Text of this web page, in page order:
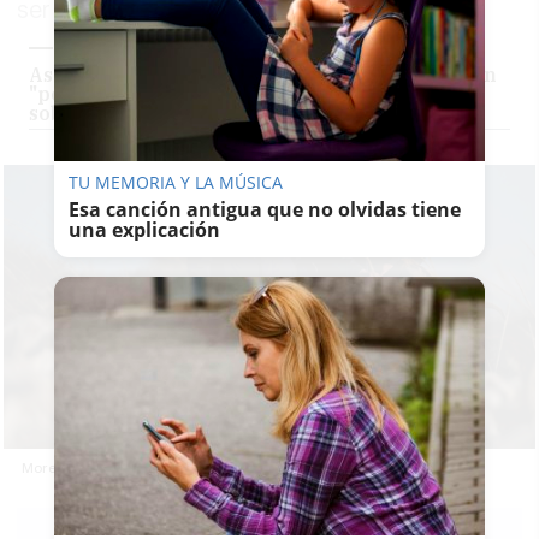
ser consecuente con lo que predica
Asaja-Cádiz pide la dimisión de Alberto Garzón
"por hablar desde la más absoluta ignorancia
sobre el sector ganadero"
Moreno Bonilla en una explotación ganadera
TU MEMORIA Y LA MÚSICA
Esa canción antigua que no olvidas tiene
una explicación